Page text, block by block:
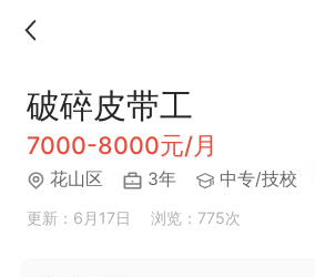
破碎皮带工
7000-8000元/月
花山区 3年 中专/技校
更新：6月17日 浏览：775次